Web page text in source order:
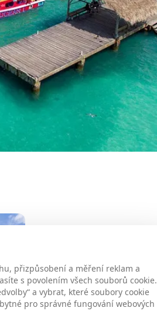
přizpůsobení a měření reklam a
s povolením všech souborů cookie.
a vybrat, které soubory cookie
pro správné fungování webových